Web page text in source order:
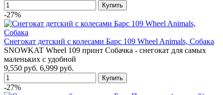
-27%
Снегокат детский с колесами Барс 109 Wheel Animals, Собака
SNOWKAT Wheel 109 принт Собачка - снегокат для самых
маленьких с удобной
9,550 руб. 6,999 руб.
-27%